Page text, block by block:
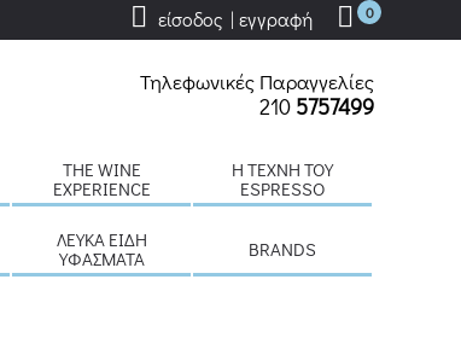
0
είσοδος | εγγραφή
Τηλεφωνικές Παραγγελίες
210 5757499
THE WINE
EXPERIENCE
H ΤΈΧΝΗ ΤΟΥ
ESPRESSO
ΛΕΥΚΆ ΕΊΔΗ
ΥΦΆΣΜΑΤΑ
BRANDS